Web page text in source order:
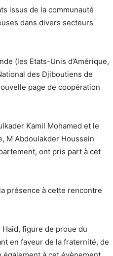
issus de la communauté
dans divers secteurs
(les Etats-Unis d’Amérique,
des Djiboutiens de
page de coopération
Kamil Mohamed et le
M Abdoulakder Houssein
ont pris part à cet
présence à cette rencontre
Haid, figure de proue du
en faveur de la fraternité, de